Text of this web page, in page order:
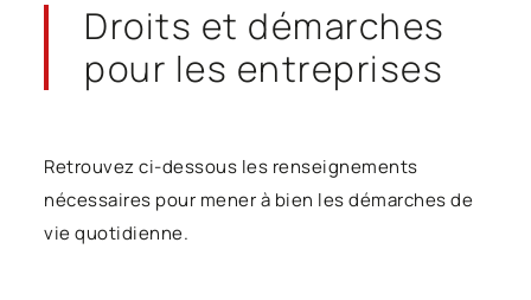
Droits et démarches
pour les entreprises
Retrouvez ci-dessous les renseignements
nécessaires pour mener à bien les démarches de
vie quotidienne.